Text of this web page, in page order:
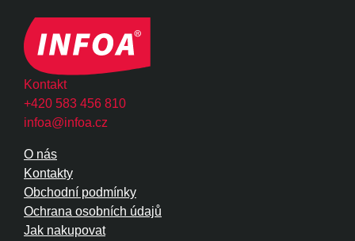
Kontakt
+420 583 456 810
infoa@infoa.cz
O nás
Kontakty
Obchodní podmínky
Ochrana osobních údajů
Jak nakupovat